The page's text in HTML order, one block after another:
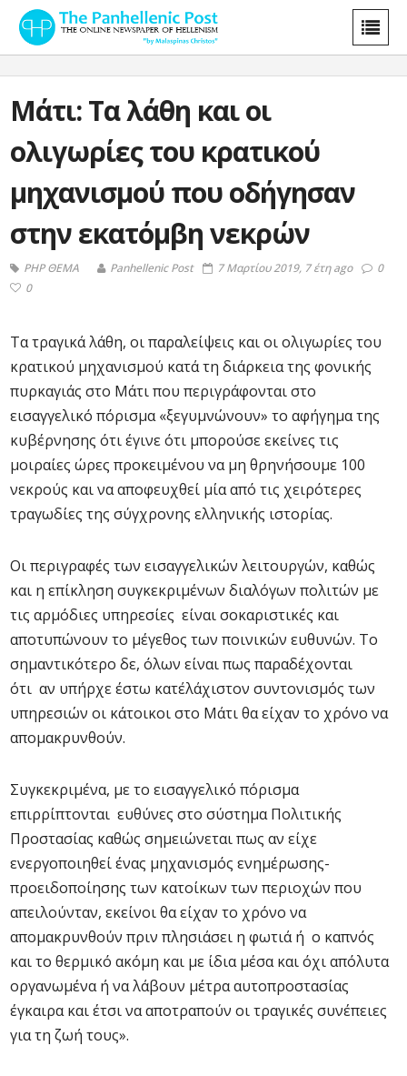
Μάτι: Τα λάθη και οι
ολιγωρίες του κρατικού
μηχανισμού που οδήγησαν
στην εκατόμβη νεκρών
PHP ΘΕΜΑ Panhellenic Post 7 Μαρτίου 2019, 7 έτη ago
0
0
Τα τραγικά λάθη, οι παραλείψεις και οι ολιγωρίες του
κρατικού μηχανισμού κατά τη διάρκεια της φονικής
πυρκαγιάς στο Μάτι που περιγράφονται στο
εισαγγελικό πόρισμα «ξεγυμνώνουν» το αφήγημα της
κυβέρνησης ότι έγινε ότι μπορούσε εκείνες τις
μοιραίες ώρες προκειμένου να μη θρηνήσουμε 100
νεκρούς και να αποφευχθεί μία από τις χειρότερες
τραγωδίες της σύγχρονης ελληνικής ιστορίας.
Οι περιγραφές των εισαγγελικών λειτουργών, καθώς
και η επίκληση συγκεκριμένων διαλόγων πολιτών με
τις αρμόδιες υπηρεσίες είναι σοκαριστικές και
αποτυπώνουν το μέγεθος των ποινικών ευθυνών. Το
σημαντικότερο δε, όλων είναι πως παραδέχονται
ότι αν υπήρχε έστω κατ΄ελάχιστον συντονισμός των
υπηρεσιών οι κάτοικοι στο Μάτι θα είχαν το χρόνο να
απομακρυνθούν.
Συγκεκριμένα, με το εισαγγελικό πόρισμα
επιρρίπτονται ευθύνες στο σύστημα Πολιτικής
Προστασίας καθώς σημειώνεται πως αν είχε
ενεργοποιηθεί ένας μηχανισμός ενημέρωσης-
προειδοποίησης των κατοίκων των περιοχών που
απειλούνταν, εκείνοι θα είχαν το χρόνο να
απομακρυνθούν πριν πλησιάσει η φωτιά ή ο καπνός
και το θερμικό ακόμη και με ίδια μέσα και όχι απόλυτα
οργανωμένα ή να λάβουν μέτρα αυτοπροστασίας
έγκαιρα και έτσι να αποτραπούν οι τραγικές συνέπειες
για τη ζωή τους».